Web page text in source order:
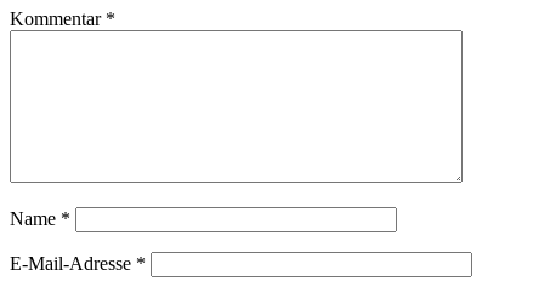
Kommentar *
Name *
E-Mail-Adresse *